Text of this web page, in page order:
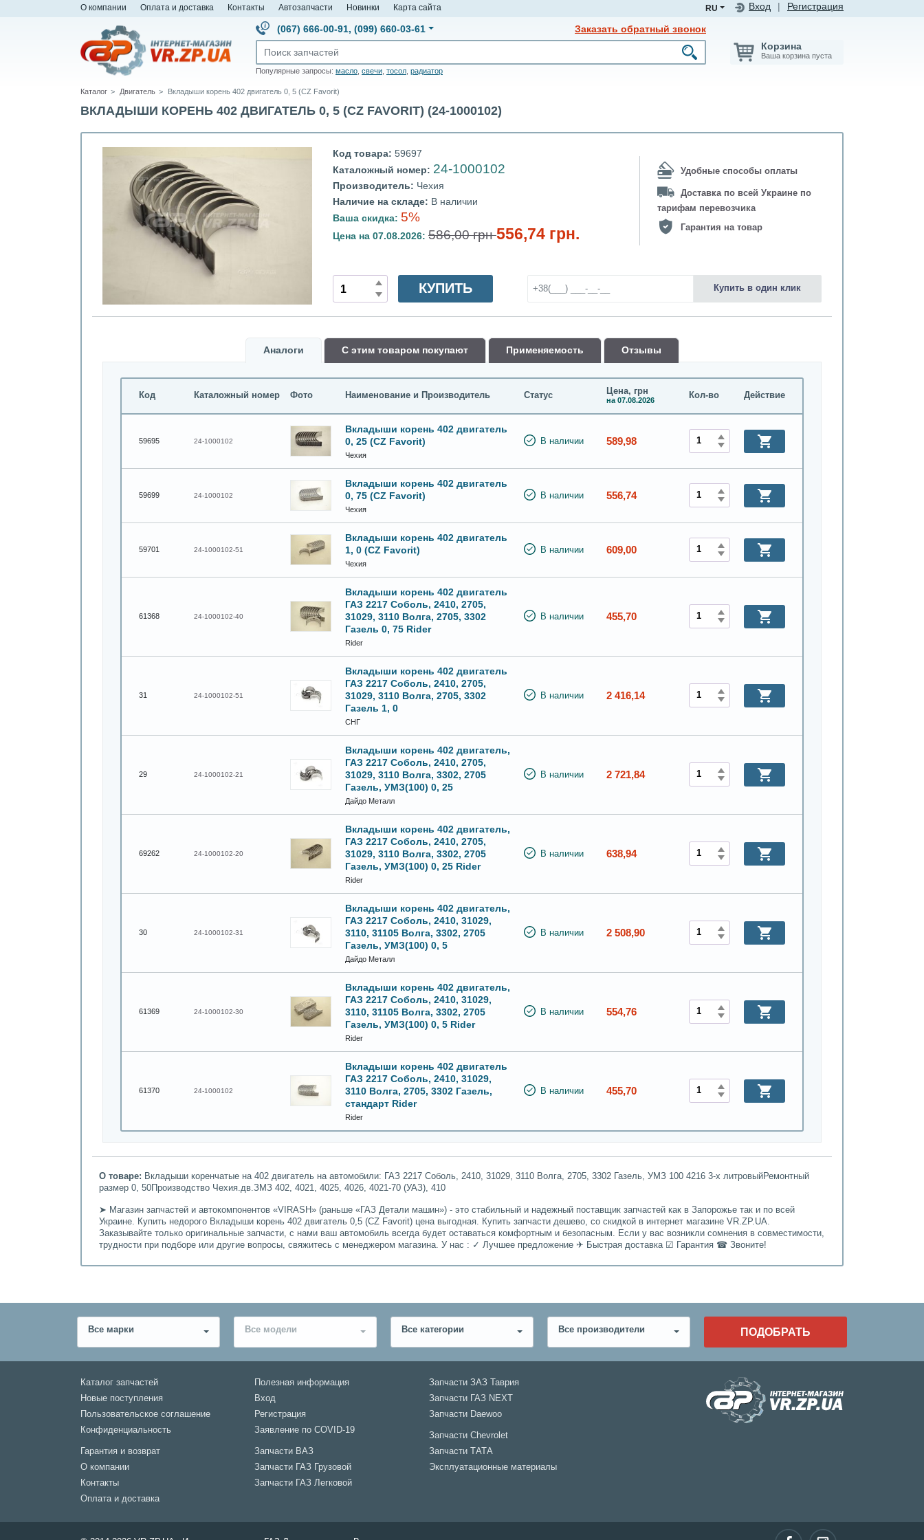
О компании Оплата и доставка Контакты Автозапчасти Новинки Карта сайта Вход Регистрация
RU
(067) 666-00-91, (099) 660-03-61 Заказать обратный звонок
Популярные запросы: масло свечи тосол радиатор
Корзина
Ваша корзина пуста
Каталог Двигатель Вкладыши корень 402 двигатель 0, 5 (CZ Favorit)
ВКЛАДЫШИ КОРЕНЬ 402 ДВИГАТЕЛЬ 0, 5 (CZ FAVORIT) (24-1000102)
Код товара: 59697
Каталожный номер: 24-1000102
Производитель: Чехия
Наличие на складе: В наличии
Ваша скидка: 5%
Цена на 07.08.2026: 586,00 грн556,74 грн.
Удобные способы оплаты
Доставка по всей Украине по
тарифам перевозчика
Гарантия на товар
КУПИТЬ Купить в один клик
Аналоги С этим товаром покупают Применяемость Oтзывы
Код Каталожный номер Фото Наименование и Производитель Статус Цена, грн
на 07.08.2026 Кол-во Действие
59695 24-1000102
Вкладыши корень 402 двигатель
0, 25 (CZ Favorit)
Чехия
В наличии 589,98
59699 24-1000102
Вкладыши корень 402 двигатель
0, 75 (CZ Favorit)
Чехия
В наличии 556,74
59701 24-1000102-51
Вкладыши корень 402 двигатель
1, 0 (CZ Favorit)
Чехия
В наличии 609,00
61368 24-1000102-40
Вкладыши корень 402 двигатель
ГАЗ 2217 Соболь, 2410, 2705,
31029, 3110 Волга, 2705, 3302
Газель 0, 75 Rider
Rider
В наличии 455,70
31 24-1000102-51
Вкладыши корень 402 двигатель
ГАЗ 2217 Соболь, 2410, 2705,
31029, 3110 Волга, 2705, 3302
Газель 1, 0
СНГ
В наличии 2 416,14
29 24-1000102-21
Вкладыши корень 402 двигатель,
ГАЗ 2217 Соболь, 2410, 2705,
31029, 3110 Волга, 3302, 2705
Газель, УМЗ(100) 0, 25
Дайдо Металл
В наличии 2 721,84
69262 24-1000102-20
Вкладыши корень 402 двигатель,
ГАЗ 2217 Соболь, 2410, 2705,
31029, 3110 Волга, 3302, 2705
Газель, УМЗ(100) 0, 25 Rider
Rider
В наличии 638,94
30 24-1000102-31
Вкладыши корень 402 двигатель,
ГАЗ 2217 Соболь, 2410, 31029,
3110, 31105 Волга, 3302, 2705
Газель, УМЗ(100) 0, 5
Дайдо Металл
В наличии 2 508,90
61369 24-1000102-30
Вкладыши корень 402 двигатель,
ГАЗ 2217 Соболь, 2410, 31029,
3110, 31105 Волга, 3302, 2705
Газель, УМЗ(100) 0, 5 Rider
Rider
В наличии 554,76
61370 24-1000102
Вкладыши корень 402 двигатель
ГАЗ 2217 Соболь, 2410, 31029,
3110 Волга, 2705, 3302 Газель,
стандарт Rider
Rider
В наличии 455,70
О товаре: Вкладыши коренчатые на 402 двигатель на автомобили: ГАЗ 2217 Соболь, 2410, 31029, 3110 Волга, 2705, 3302 Газель, УМЗ 100 4216 3-х литровыйРемонтный
размер 0, 50Производство Чехия.дв.ЗМЗ 402, 4021, 4025, 4026, 4021-70 (УАЗ), 410
➤ Магазин запчастей и автокомпонентов «VIRASH» (раньше «ГАЗ Детали машин») - это стабильный и надежный поставщик запчастей как в Запорожье так и по всей
Украине. Купить недорого Вкладыши корень 402 двигатель 0,5 (CZ Favorit) цена выгодная. Купить запчасти дешево, со скидкой в интернет магазине VR.ZP.UA.
Заказывайте только оригинальные запчасти, с нами ваш автомобиль всегда будет оставаться комфортным и безопасным. Если у вас возникли сомнения в совместимости,
трудности при подборе или другие вопросы, свяжитесь с менеджером магазина. У нас : ✓ Лучшее предложение ✈ Быстрая доставка ☑ Гарантия ☎ Звоните!
Все марки Все модели Все категории Все производители ПОДОБРАТЬ
Каталог запчастей
Новые поступления
Пользовательское соглашение
Конфиденциальность
Гарантия и возврат
О компании
Контакты
Оплата и доставка
Полезная информация
Вход
Регистрация
Заявление по COVID-19
Запчасти ВАЗ
Запчасти ГАЗ Грузовой
Запчасти ГАЗ Легковой
Запчасти ЗАЗ Таврия
Запчасти ГАЗ NEXT
Запчасти Daewoo
Запчасти Chevrolet
Запчасти ТАТА
Эксплуатационные материалы